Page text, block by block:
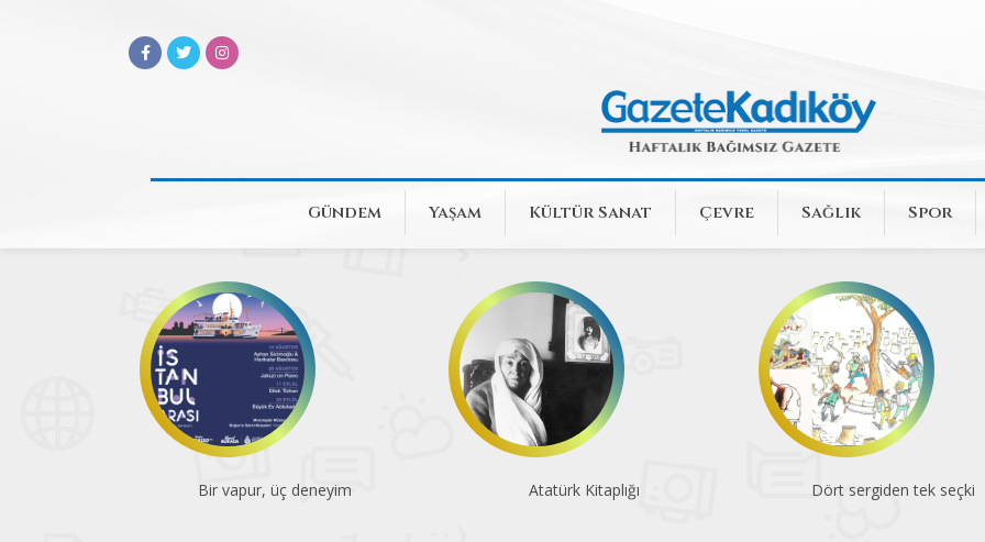
Gündem Yaşam Kültür Sanat Çevre Sağlık Spor
Atatürk Kitaplığı Dört sergiden tek seçki Komünite’de konserler